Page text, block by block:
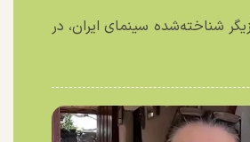
شناخته‌شده سینمای ایران، در